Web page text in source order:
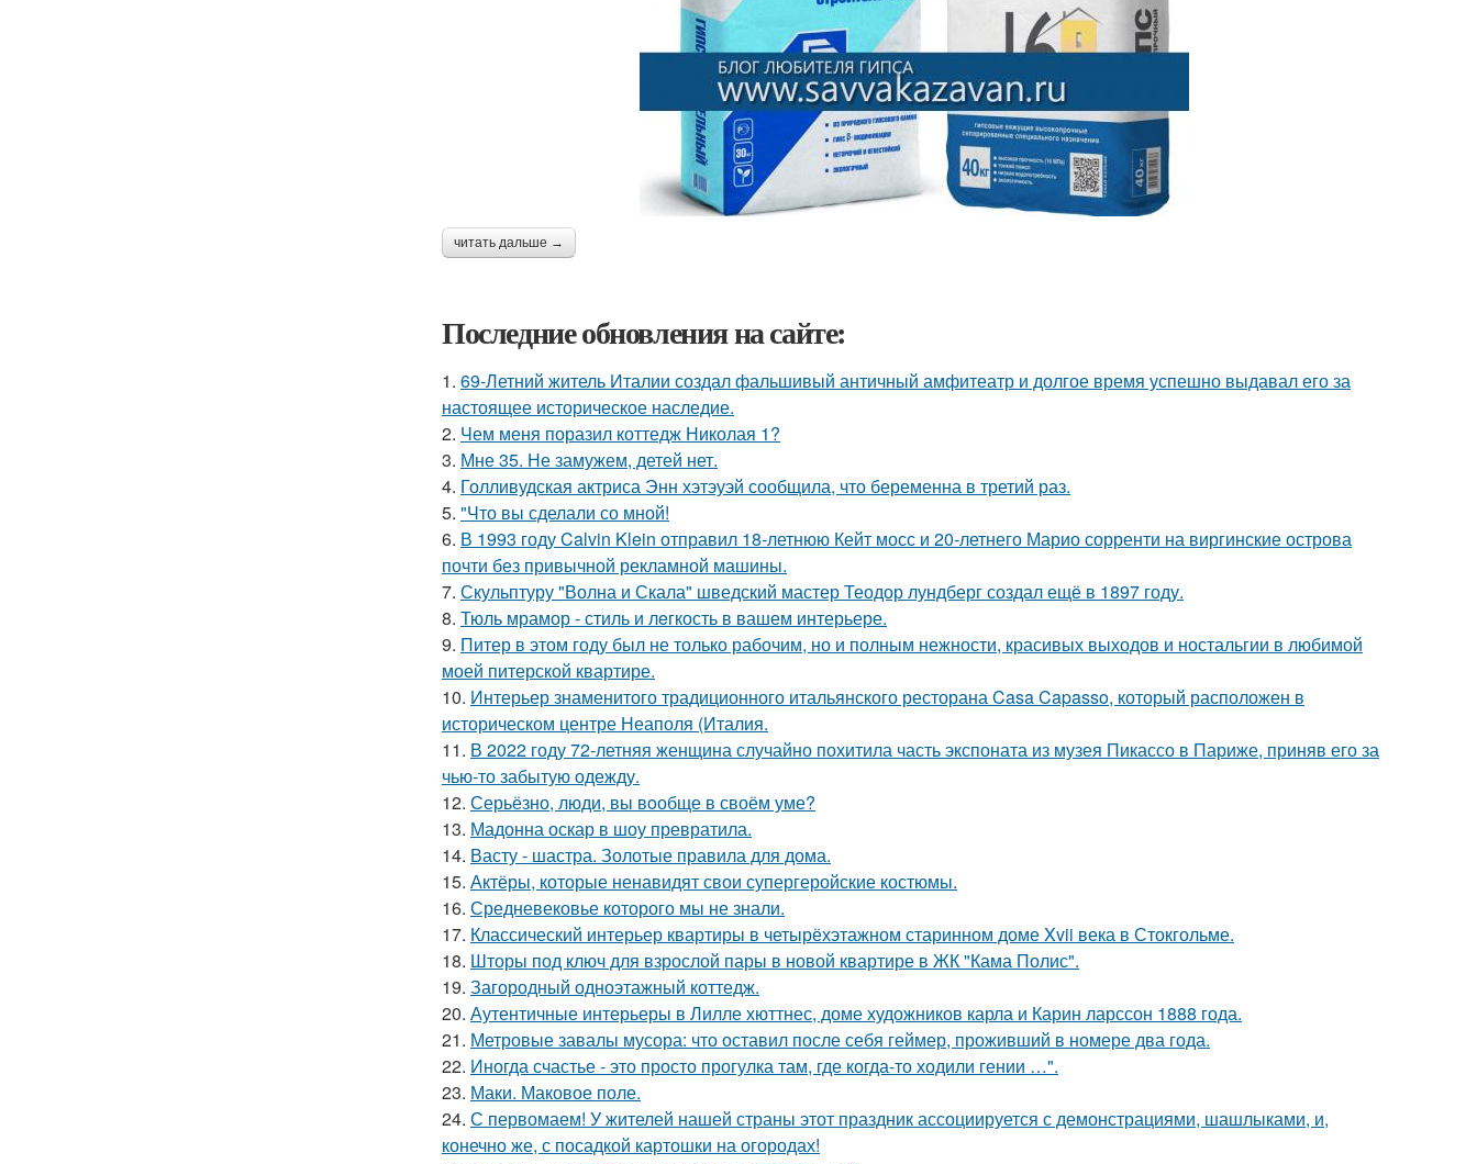
читать дальше →
Последние обновления на сайте:
1. 69-Летний житель Италии создал фальшивый античный амфитеатр и долгое время успешно выдавал его за
настоящее историческое наследие.
2. Чем меня поразил коттедж Николая 1?
3. Мне 35. Не замужем, детей нет.
4. Голливудская актриса Энн хэтэуэй сообщила, что беременна в третий раз.
5. "Что вы сделали со мной!
6. В 1993 году Calvin Klein отправил 18-летнюю Кейт мосс и 20-летнего Марио сорренти на виргинские острова
почти без привычной рекламной машины.
7. Скульптуру "Волна и Скала" шведский мастер Теодор лундберг создал ещё в 1897 году.
8. Тюль мрамор - стиль и лeгкость в вашем интерьере.
9. Питер в этом году был не только рабочим, но и полным нежности, красивых выходов и ностальгии в любимой
моей питерской квартире.
10. Интерьер знаменитого традиционного итальянского ресторана Casa Capasso, который расположен в
историческом центре Неаполя (Италия.
11. В 2022 году 72-летняя женщина случайно похитила часть экспоната из музея Пикассо в Париже, приняв его за
чью-то забытую одежду.
12. Серьёзно, люди, вы вoобще в своём уме?
13. Мадонна оскар в шоу превратила.
14. Васту - шастра. Золотые правила для дома.
15. Актёры, которые ненавидят свои супергеройские костюмы.
16. Средневековье которого мы не знали.
17. Классический интерьер квартиры в четырёхэтажном старинном доме Xvii века в Стокгольме.
18. Шторы под ключ для взрослой пары в новой квартире в ЖК "Кама Полис".
19. Загородный одноэтажный коттедж.
20. Аутентичные интерьеры в Лилле хюттнес, доме художников карла и Карин ларссон 1888 года.
21. Метровые завалы мусора: что оставил после себя геймер, проживший в номере два года.
22. Иногда счастье - это просто прогулка там, где когда-то ходили гении …".
23. Маки. Маковое поле.
24. С первомаем! У жителей нашей страны этот праздник ассоциируется с демонстрациями, шашлыками, и,
конечно же, с посадкой картошки на огородах!